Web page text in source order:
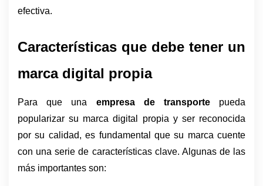
efectiva.
Características que debe tener un
marca digital propia
Para que una empresa de transporte pueda
popularizar su marca digital propia y ser reconocida
por su calidad, es fundamental que su marca cuente
con una serie de características clave. Algunas de las
más importantes son: